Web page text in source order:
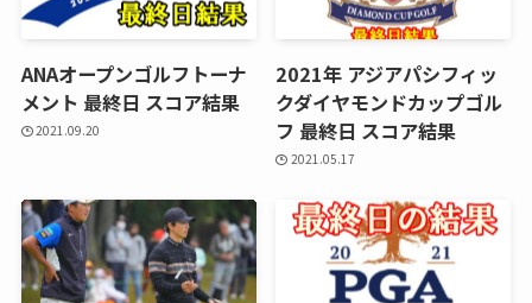
ANAオープンゴルフトーナ
メント 最終日 スコア結果
2021.09.20
2021年 アジアパシフィッ
クダイヤモンドカップゴル
フ 最終日 スコア結果
2021.05.17